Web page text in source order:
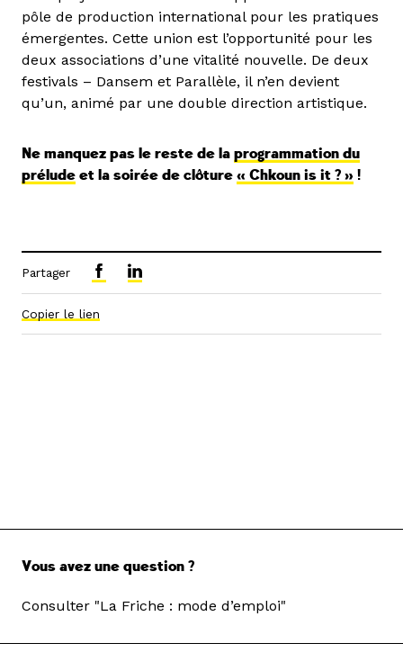
pôle de production international pour les pratiques
émergentes. Cette union est l’opportunité pour les
deux associations d’une vitalité nouvelle. De deux
festivals – Dansem et Parallèle, il n’en devient
qu’un, animé par une double direction artistique.
Ne manquez pas le reste de la programmation du
prélude et la soirée de clôture « Chkoun is it ? » !
Partager
Copier le lien
Vous avez une question ?
Consulter "La Friche : mode d’emploi"